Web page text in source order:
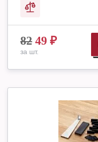
82 49 ₽
за шт.